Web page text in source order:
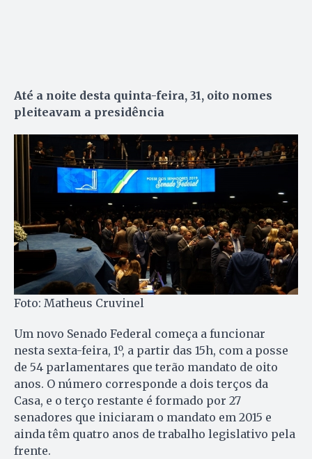
Até a noite desta quinta-feira, 31, oito nomes
pleiteavam a presidência
Foto: Matheus Cruvinel
Um novo Senado Federal começa a funcionar
nesta sexta-feira, 1º, a partir das 15h, com a posse
de 54 parlamentares que terão mandato de oito
anos. O número corresponde a dois terços da
Casa, e o terço restante é formado por 27
senadores que iniciaram o mandato em 2015 e
ainda têm quatro anos de trabalho legislativo pela
frente.